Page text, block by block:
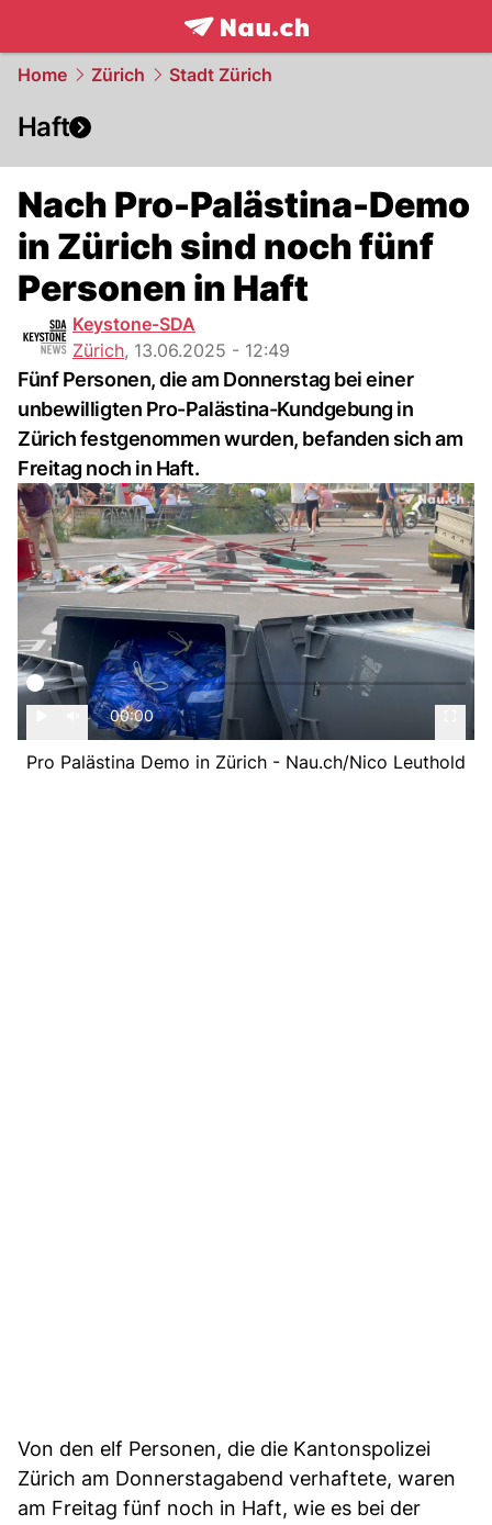
frontpage.NAU.ch
Home Zürich Stadt Zürich
Haft
Nach Pro-Palästina-Demo
in Zürich sind noch fünf
Personen in Haft
Keystone-SDA
Zürich, 13.06.2025 - 12:49
Fünf Personen, die am Donnerstag bei einer
unbewilligten Pro-Palästina-Kundgebung in
Zürich festgenommen wurden, befanden sich am
Freitag noch in Haft.
00:00
Pro Palästina Demo in Zürich - Nau.ch/Nico Leuthold
Von den elf Personen, die die Kantonspolizei
Zürich am Donnerstagabend verhaftete, waren
am Freitag fünf noch in Haft, wie es bei der